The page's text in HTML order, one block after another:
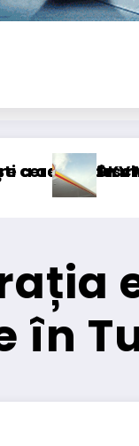
de insolvență
își extind